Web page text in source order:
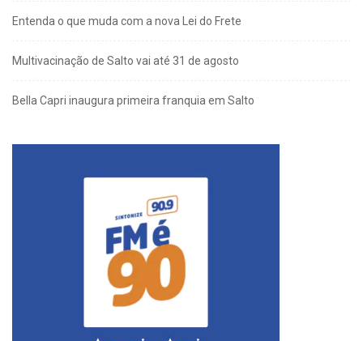
Entenda o que muda com a nova Lei do Frete
Multivacinação de Salto vai até 31 de agosto
Bella Capri inaugura primeira franquia em Salto